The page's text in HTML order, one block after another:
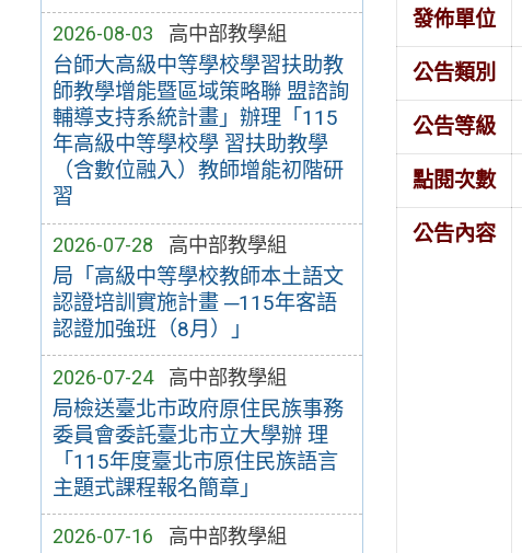
2026-08-03 高中部教學組
台師大高級中等學校學習扶助教
師教學增能暨區域策略聯 盟諮詢
輔導支持系統計畫」辦理「115
年高級中等學校學 習扶助教學
（含數位融入）教師增能初階研
習
2026-07-28 高中部教學組
局「高級中等學校教師本土語文
認證培訓實施計畫 ─115年客語
認證加強班（8月）」
2026-07-24 高中部教學組
局檢送臺北市政府原住民族事務
委員會委託臺北市立大學辦 理
「115年度臺北市原住民族語言
主題式課程報名簡章」
2026-07-16 高中部教學組
發佈單位
公告類別
公告等級
點閱次數
公告內容